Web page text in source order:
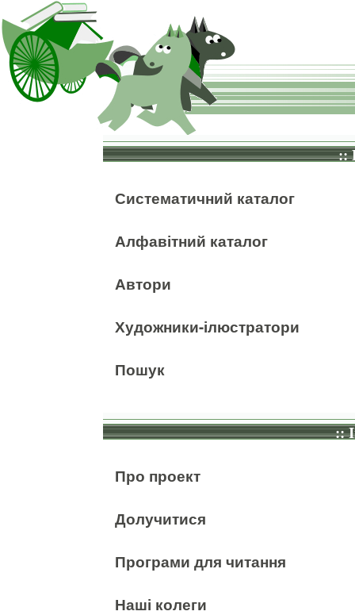
::
Систематичний каталог
Алфавітний каталог
Автори
Художники-ілюстратори
Пошук
::
Про проект
Долучитися
Програми для читання
Наші колеги